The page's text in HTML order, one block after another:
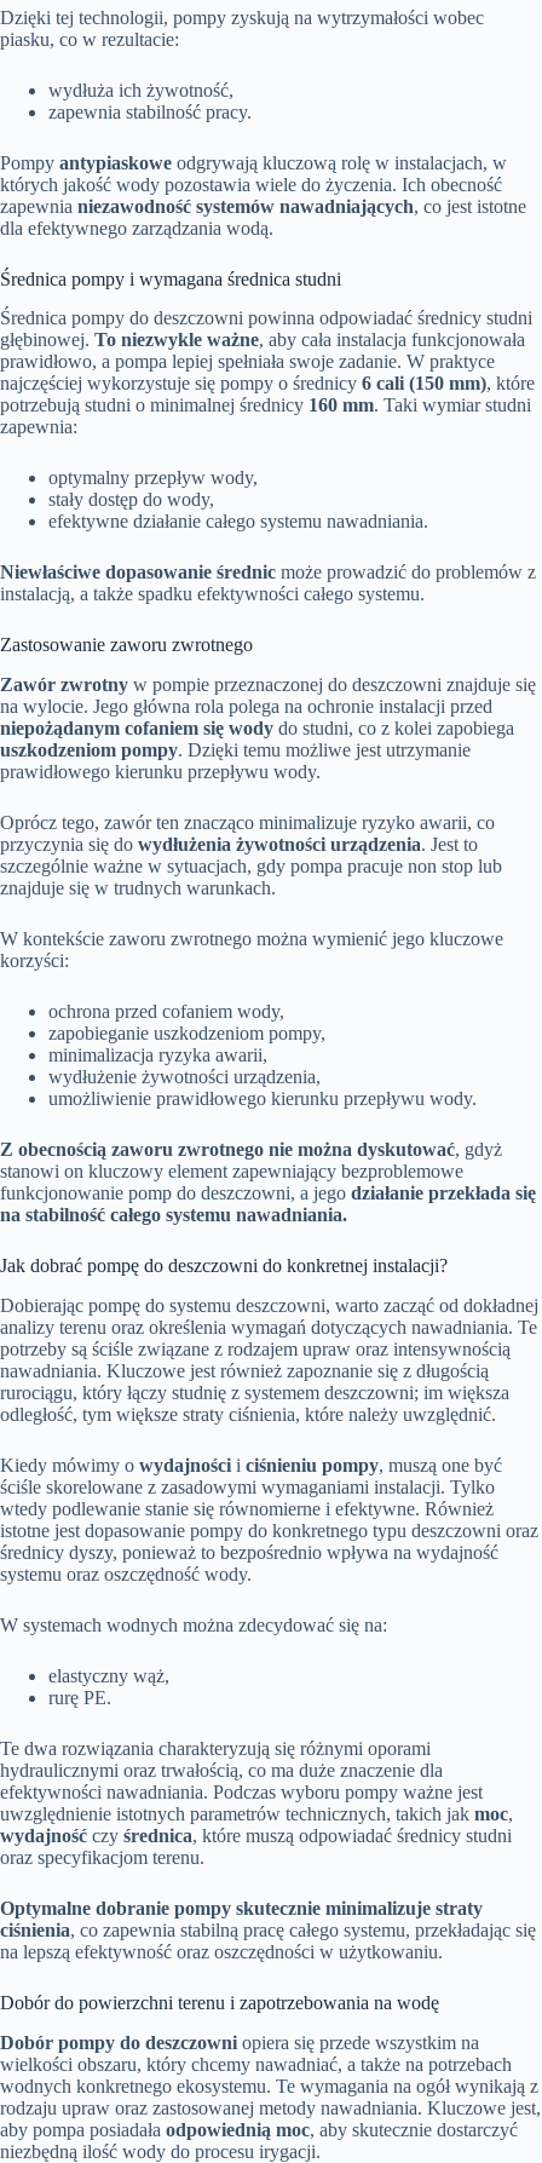
Dzięki tej technologii, pompy zyskują na wytrzymałości wobec
piasku, co w rezultacie:
wydłuża ich żywotność,
zapewnia stabilność pracy.
Pompy antypiaskowe odgrywają kluczową rolę w instalacjach, w
których jakość wody pozostawia wiele do życzenia. Ich obecność
zapewnia niezawodność systemów nawadniających, co jest istotne
dla efektywnego zarządzania wodą.
Średnica pompy i wymagana średnica studni
Średnica pompy do deszczowni powinna odpowiadać średnicy studni
głębinowej. To niezwykle ważne, aby cała instalacja funkcjonowała
prawidłowo, a pompa lepiej spełniała swoje zadanie. W praktyce
najczęściej wykorzystuje się pompy o średnicy 6 cali (150 mm), które
potrzebują studni o minimalnej średnicy 160 mm. Taki wymiar studni
zapewnia:
optymalny przepływ wody,
stały dostęp do wody,
efektywne działanie całego systemu nawadniania.
Niewłaściwe dopasowanie średnic może prowadzić do problemów z
instalacją, a także spadku efektywności całego systemu.
Zastosowanie zaworu zwrotnego
Zawór zwrotny w pompie przeznaczonej do deszczowni znajduje się
na wylocie. Jego główna rola polega na ochronie instalacji przed
niepożądanym cofaniem się wody do studni, co z kolei zapobiega
uszkodzeniom pompy. Dzięki temu możliwe jest utrzymanie
prawidłowego kierunku przepływu wody.
Oprócz tego, zawór ten znacząco minimalizuje ryzyko awarii, co
przyczynia się do wydłużenia żywotności urządzenia. Jest to
szczególnie ważne w sytuacjach, gdy pompa pracuje non stop lub
znajduje się w trudnych warunkach.
W kontekście zaworu zwrotnego można wymienić jego kluczowe
korzyści:
ochrona przed cofaniem wody,
zapobieganie uszkodzeniom pompy,
minimalizacja ryzyka awarii,
wydłużenie żywotności urządzenia,
umożliwienie prawidłowego kierunku przepływu wody.
Z obecnością zaworu zwrotnego nie można dyskutować, gdyż
stanowi on kluczowy element zapewniający bezproblemowe
funkcjonowanie pomp do deszczowni, a jego działanie przekłada się
na stabilność całego systemu nawadniania.
Jak dobrać pompę do deszczowni do konkretnej instalacji?
Dobierając pompę do systemu deszczowni, warto zacząć od dokładnej
analizy terenu oraz określenia wymagań dotyczących nawadniania. Te
potrzeby są ściśle związane z rodzajem upraw oraz intensywnością
nawadniania. Kluczowe jest również zapoznanie się z długością
rurociągu, który łączy studnię z systemem deszczowni; im większa
odległość, tym większe straty ciśnienia, które należy uwzględnić.
Kiedy mówimy o wydajności i ciśnieniu pompy, muszą one być
ściśle skorelowane z zasadowymi wymaganiami instalacji. Tylko
wtedy podlewanie stanie się równomierne i efektywne. Również
istotne jest dopasowanie pompy do konkretnego typu deszczowni oraz
średnicy dyszy, ponieważ to bezpośrednio wpływa na wydajność
systemu oraz oszczędność wody.
W systemach wodnych można zdecydować się na:
elastyczny wąż,
rurę PE.
Te dwa rozwiązania charakteryzują się różnymi oporami
hydraulicznymi oraz trwałością, co ma duże znaczenie dla
efektywności nawadniania. Podczas wyboru pompy ważne jest
uwzględnienie istotnych parametrów technicznych, takich jak moc,
wydajność czy średnica, które muszą odpowiadać średnicy studni
oraz specyfikacjom terenu.
Optymalne dobranie pompy skutecznie minimalizuje straty
ciśnienia, co zapewnia stabilną pracę całego systemu, przekładając się
na lepszą efektywność oraz oszczędności w użytkowaniu.
Dobór do powierzchni terenu i zapotrzebowania na wodę
Dobór pompy do deszczowni opiera się przede wszystkim na
wielkości obszaru, który chcemy nawadniać, a także na potrzebach
wodnych konkretnego ekosystemu. Te wymagania na ogół wynikają z
rodzaju upraw oraz zastosowanej metody nawadniania. Kluczowe jest,
aby pompa posiadała odpowiednią moc, aby skutecznie dostarczyć
niezbędną ilość wody do procesu irygacji.